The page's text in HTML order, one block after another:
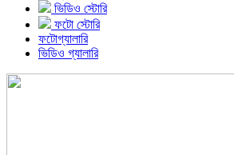
ভিডিও স্টোরি
ফটো স্টোরি
ফটোগ্যালারি
ভিডিও গ্যালারি